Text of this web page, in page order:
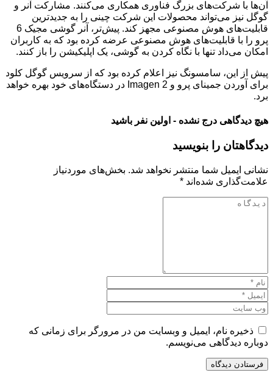
آن‌ها با شرکت‌های بزرگ فناوری همکاری می‌کنند. مشارکت آنر و
گوگل نیز می‌تواند محصولات این شرکت چینی را به جدیدترین
قابلیت‌های هوش مصنوعی مجهز کند. پیش‌تر، آنر گوشی مجیک 6
پرو را با قابلیت‌های هوش مصنوعی عرضه کرده بود که به کاربران
امکان می‌داد تنها با نگاه کردن به گوشی، یک اپلیکیشن را باز کنند.
پیش از این، سامسونگ نیز اعلام کرده بود که از سرویس گوگل کلود
برای آوردن جمینای پرو و Imagen 2 در دستگاه‌های خود بهره خواهد
برد.
هیچ دیدگاهی درج نشده - اولین نفر باشید
دیدگاهتان را بنویسید
نشانی ایمیل شما منتشر نخواهد شد. بخش‌های موردنیاز
علامت‌گذاری شده‌اند *
ذخیره نام، ایمیل و وبسایت من در مرورگر برای زمانی که
دوباره دیدگاهی می‌نویسم.